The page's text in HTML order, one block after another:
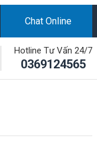
Chat Online
Hotline Tư Vấn 24/7
0369124565